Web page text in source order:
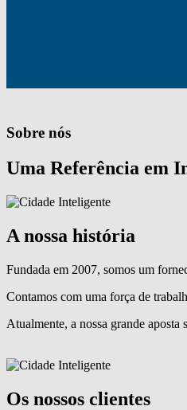
Sobre nós
Uma Referência em
A nossa história
Fundada em 2007, somos um
Contamos com uma força de
Atualmente, a nossa grande aposta
Os nossos clientes